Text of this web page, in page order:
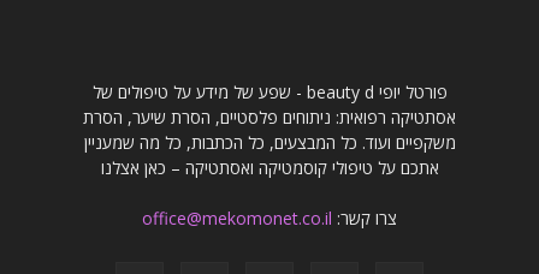
פורטל יופי beauty d - שפע של מידע על טיפולים של
אסתטיקה רפואית: ניתוחים פלסטיים, הסרת שיער, הסרת
משקפיים ועוד. כל המבצעים, כל הכתבות, כל מה שמעניין
אתכם על טיפולי קוסמטיקה ואסתטיקה – כאן אצלנו
צרו קשר: office@mekomonet.co.il